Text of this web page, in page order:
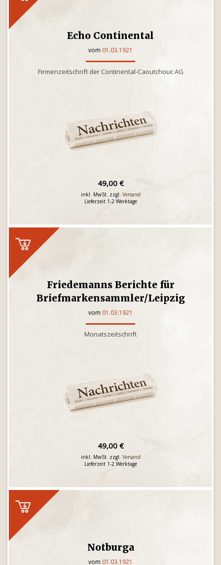
Echo Continental
vom 01.03.1921
Firmenzeitschrift der Continental-Caoutchouc AG
49,00 €
inkl. MwSt. zzgl. Versand
Lieferzeit 1-2 Werktage
Friedemanns Berichte für
Briefmarkensammler/Leipzig
vom 01.03.1921
Monatszeitschrift
49,00 €
inkl. MwSt. zzgl. Versand
Lieferzeit 1-2 Werktage
Notburga
vom 01.03.1921